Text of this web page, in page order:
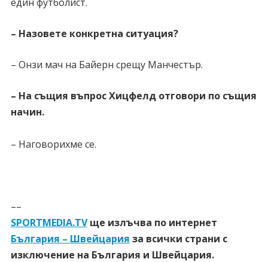
– Назовете конкретна ситуация?
– Онзи мач на Байерн срещу Манчестър.
– На същия въпрос Хицфелд отговори по същия
начин.
– Наговорихме се.
––
SPORTMEDIA.TV ще излъчва по интернет
България – Швейцария за всички страни с
изключение на България и Швейцария.